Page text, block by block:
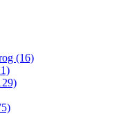
(16)